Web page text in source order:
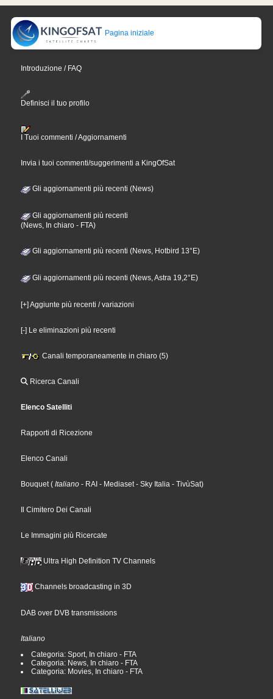
Pagina iniziale
Introduzione / FAQ
Definisci il tuo profilo
I Tuoi commenti / Aggiornamenti
Invia i tuoi commenti/suggerimenti a KingOfSat
Gli aggiornamenti più recenti (News)
Gli aggiornamenti più recenti
(News, In chiaro - FTA)
Gli aggiornamenti più recenti (News, Hotbird 13°E)
Gli aggiornamenti più recenti (News, Astra 19,2°E)
[+] Aggiunte più recenti / variazioni
[-] Le eliminazioni più recenti
Canali temporaneamente in chiaro (5)
Ricerca Canali
Elenco Satelliti
Rapporti di Ricezione
Elenco Canali
Bouquet( Italiano - RAI - Mediaset- Sky Italia - TivùSat)
Il Cimitero Dei Canali
Le Immagini più Ricercate
Ultra High Definition TV Channels
Channels broadcasting in 3D
DAB over DVB transmissions
Italiano
Categoria: Sport, In chiaro - FTA
Categoria: News, In chiaro - FTA
Categoria: Movies, In chiaro - FTA